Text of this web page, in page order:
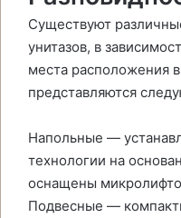
Существуют
унитазов, в
места расположения
представляются
Напольные —
технологии на
оснащены
Подвесные —